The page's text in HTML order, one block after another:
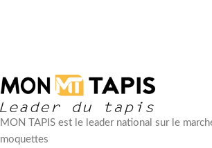
MON TAPIS est le leader national sur le
moquettes